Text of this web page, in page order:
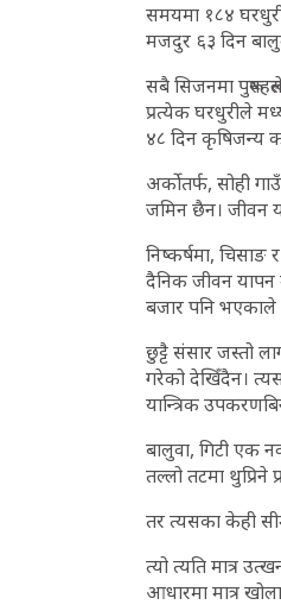
समयमा १८४
मजदुर ६३ दिन
सबै सिजनमा
प्रत्येक घरधुरीले
४८ दिन कृषिजन्य
अर्कोतर्फ, सोही
जमिन छैन। जीवन
निष्कर्षमा,
दैनिक जीवन यापन
बजार पनि भएकाले
छुट्टै संसार जस्तो
गरेको देखिँदैन।
यान्त्रिक
बालुवा, गिटी एक
तल्लो तटमा थुप्रिने
तर त्यसका केही
त्यो त्यति मात्र
आधारमा मात्र